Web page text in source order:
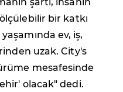
bir katkı
ev, iş,
uzak. City's
mesafesinde
olacak" dedi.